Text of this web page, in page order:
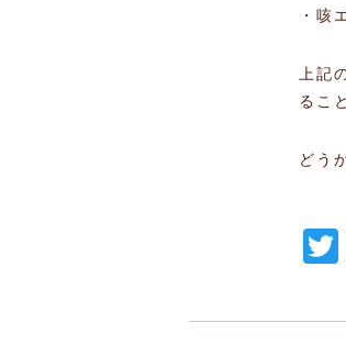
・咳
上記
るこ
どう